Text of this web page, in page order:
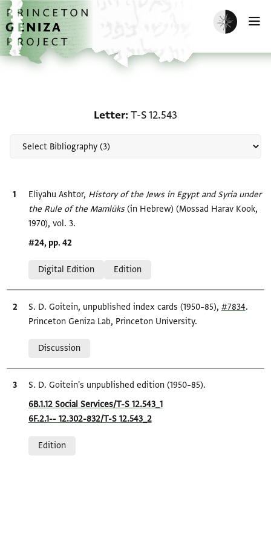
Skip to main content
home
Enable dark
Letter T-S 12.543
Bibliographic citation
Eliyahu Ashtor, History of the Jews in Egypt and Syria under
the Rule of the Mamlūks‎(in Hebrew) (Mossad Harav Kook,
1970), vol. 3.
Location in source
#24, pp. 42
Digital Edition
Edition
Bibliographic citation
S. D. Goitein, unpublished index cards (1950–85), #7834.
Princeton Geniza Lab, Princeton University.
Discussion
Bibliographic citation
S. D. Goitein's unpublished edition (1950–85).
Location in source
6B.1.12 Social Services/T-S 12.543_1
6F.2.1-- 12.302-832/T-S 12.543_2
Edition